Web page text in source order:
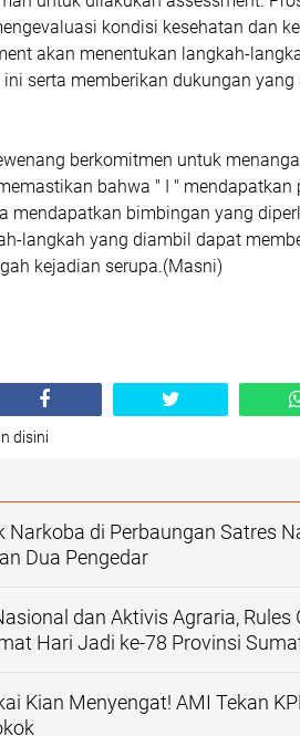
kondisi kesehatan dan
akan menentukan langkah-
serta memberikan dukungan
berkomitmen untuk
bahwa " I " mendapatkan
mendapatkan bimbingan yang
langkah yang diambil dapat
kejadian serupa.(Masni)
disini
Narkoba di Perbaungan Satres
Dua Pengedar
dan Aktivis Agraria, Rules
Hari Jadi ke-78 Provinsi
Kian Menyengat! AMI Tekan